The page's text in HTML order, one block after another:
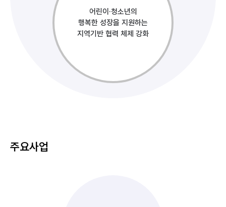
어린이·청소년의
행복한 성장을 지원하는
지역기반 협력 체제 강화
주요사업